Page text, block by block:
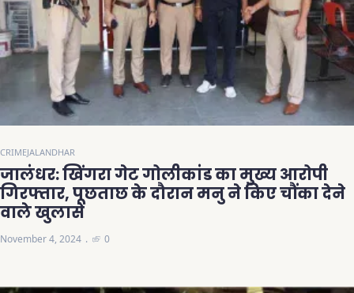
CRIMEJALANDHAR
जालंधर: खिंगरा गेट गोलीकांड का मुख्य आरोपी
गिरफ्तार, पूछताछ के दौरान मनु ने किए चौंका देने
वाले खुलासे
November 4, 2024 0